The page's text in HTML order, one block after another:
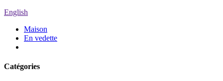
English
Maison
En vedette
Catégories